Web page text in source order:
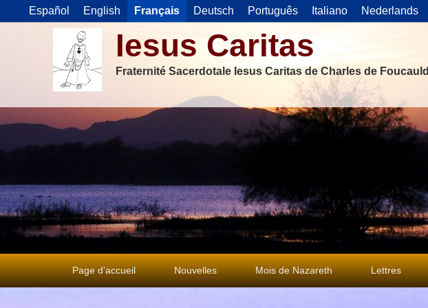
Español English Français Deutsch Português Italiano Nederlands
Iesus Caritas
Fraternité Sacerdotale Iesus Caritas de Charles de Foucauld
Premier
menu
Page d’accueil Nouvelles Mois de Nazareth Lettres